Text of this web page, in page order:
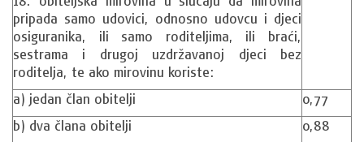
pripada samo udovici, odnosno udovcu i djeci
osiguranika, ili samo roditeljima, ili braći,
sestrama i drugoj uzdržavanoj djeci bez
roditelja, te ako mirovinu koriste:
a) jedan član obitelji
0,77
b) dva člana obitelji
0,88